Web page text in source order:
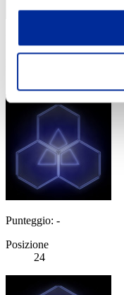
Punteggio: -
Posizione
24